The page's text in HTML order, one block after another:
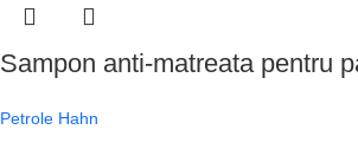
Sampon anti-matreata pentru
Petrole Hahn